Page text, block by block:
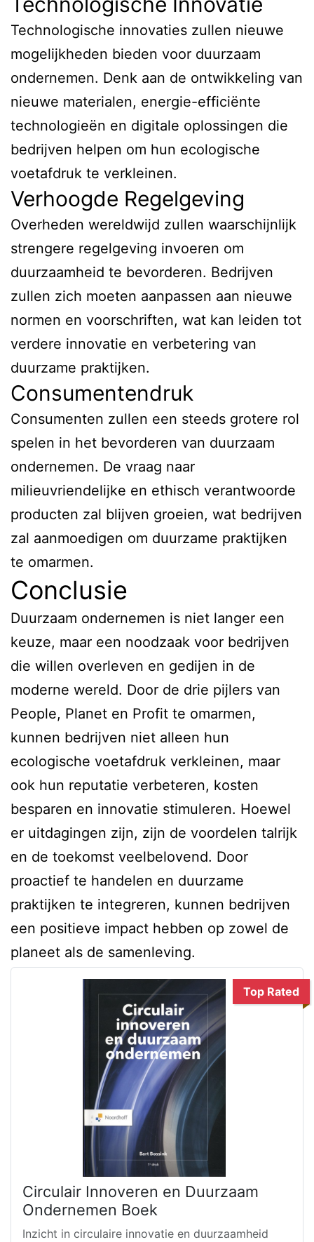
Technologische innovaties zullen nieuwe
mogelijkheden bieden voor duurzaam
ondernemen. Denk aan de ontwikkeling van
nieuwe materialen, energie-efficiënte
technologieën en digitale oplossingen die
bedrijven helpen om hun ecologische
voetafdruk te verkleinen.
Verhoogde Regelgeving
Overheden wereldwijd zullen waarschijnlijk
strengere regelgeving invoeren om
duurzaamheid te bevorderen. Bedrijven
zullen zich moeten aanpassen aan nieuwe
normen en voorschriften, wat kan leiden tot
verdere innovatie en verbetering van
duurzame praktijken.
Consumentendruk
Consumenten zullen een steeds grotere rol
spelen in het bevorderen van duurzaam
ondernemen. De vraag naar
milieuvriendelijke en ethisch verantwoorde
producten zal blijven groeien, wat bedrijven
zal aanmoedigen om duurzame praktijken
te omarmen.
Conclusie
Duurzaam ondernemen is niet langer een
keuze, maar een noodzaak voor bedrijven
die willen overleven en gedijen in de
moderne wereld. Door de drie pijlers van
People, Planet en Profit te omarmen,
kunnen bedrijven niet alleen hun
ecologische voetafdruk verkleinen, maar
ook hun reputatie verbeteren, kosten
besparen en innovatie stimuleren. Hoewel
er uitdagingen zijn, zijn de voordelen talrijk
en de toekomst veelbelovend. Door
proactief te handelen en duurzame
praktijken te integreren, kunnen bedrijven
een positieve impact hebben op zowel de
planeet als de samenleving.
Top Rated
Circulair Innoveren en Duurzaam
Ondernemen Boek
Inzicht in circulaire innovatie en duurzaamheid